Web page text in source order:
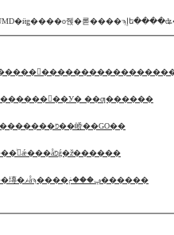
��ƣ������
F1��񡧥��㥤�ɥ�֥졼����������פ��峤��GO��
F1����GP�辡���饤���ͥ󤬺ǽ���åפǵ�žͥ������
�ƣ����ܣǣС��ҡ����塼�ޥåϡ����ݡ���ݥ������